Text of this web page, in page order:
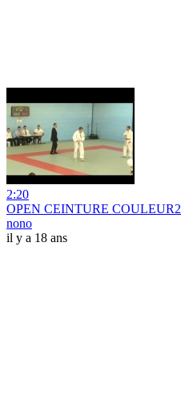
2:20
OPEN CEINTURE COULEUR2
nono
il y a 18 ans